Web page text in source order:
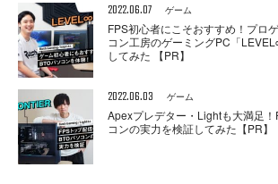
2022.06.07 ゲーム
FPS初心者にこそおすすめ！プロ
コン工房のゲーミングPC「
してみた 【PR】
2022.06.03 ゲーム
Apexプレデター・Lightも大満足
コンの実力を検証してみた【PR】